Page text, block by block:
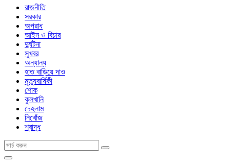
রাজনীতি
সরকার
অপরাধ
আইন ও বিচার
দুর্ঘটনা
সুখবর
অন্যান্য
হাত বাড়িয়ে দাও
মৃত্যুবার্ষিকী
শোক
কুলখানি
চেহলাম
নিখোঁজ
শ্রাদ্ধ